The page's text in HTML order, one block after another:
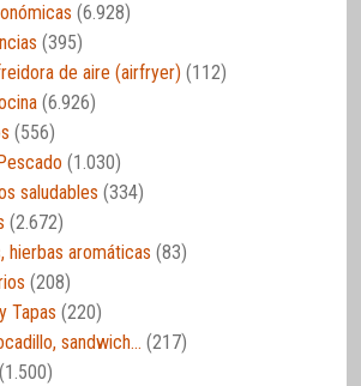
(6.928)
(395)
de aire (airfryer) (112)
(6.926)
(556)
(1.030)
saludables (334)
(2.672)
hierbas aromáticas (83)
(208)
Tapas (220)
sandwich… (217)
(1.500)